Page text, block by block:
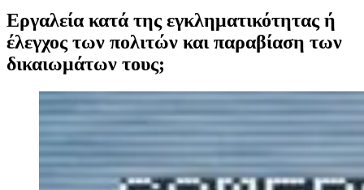
Εργαλεία κατά της εγκληματικότητας ή
έλεγχος των πολιτών και παραβίαση των
δικαιωμάτων τους;